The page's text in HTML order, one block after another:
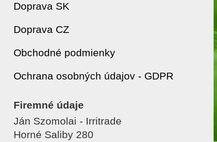
Doprava SK
Doprava CZ
Obchodné podmienky
Ochrana osobných údajov - GDPR
Firemné údaje
Ján Szomolai - Irritrade
Horné Saliby 280